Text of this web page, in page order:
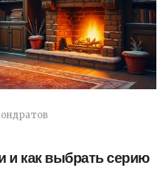
и как выбрать серию